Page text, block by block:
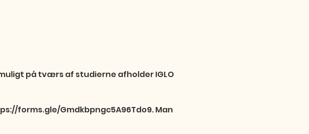
på tværs af studierne afholder IGLO
forms.gle/Gmdkbpngc5A96Tdo9. Man